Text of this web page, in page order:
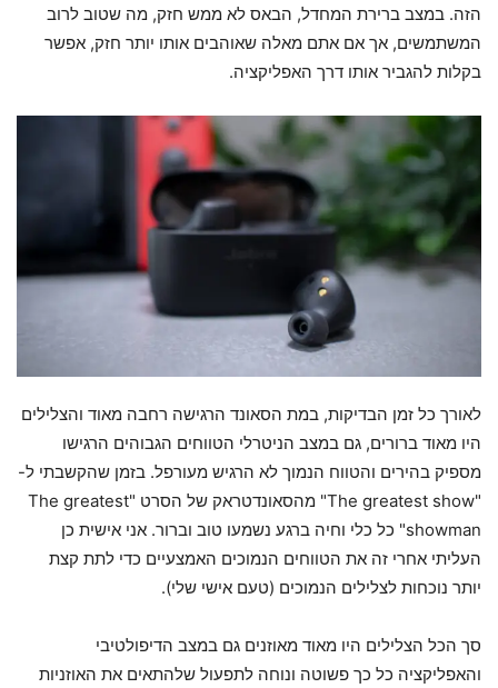
הזה. במצב ברירת המחדל, הבאס לא ממש חזק, מה שטוב לרוב
המשתמשים, אך אם אתם מאלה שאוהבים אותו יותר חזק, אפשר
בקלות להגביר אותו דרך האפליקציה.
לאורך כל זמן הבדיקות, במת הסאונד הרגישה רחבה מאוד והצלילים
היו מאוד ברורים, גם במצב הניטרלי הטווחים הגבוהים הרגישו
מספיק בהירים והטווח הנמוך לא הרגיש מעורפל. בזמן שהקשבתי ל-
"The greatest show" מהסאונדטראק של הסרט "The greatest
showman" כל כלי וחיה ברגע נשמעו טוב וברור. אני אישית כן
העליתי אחרי זה את הטווחים הנמוכים האמצעיים כדי לתת קצת
יותר נוכחות לצלילים הנמוכים (טעם אישי שלי).
סך הכל הצלילים היו מאוד מאוזנים גם במצב הדיפולטיבי
והאפליקציה כל כך פשוטה ונוחה לתפעול שלהתאים את האוזניות